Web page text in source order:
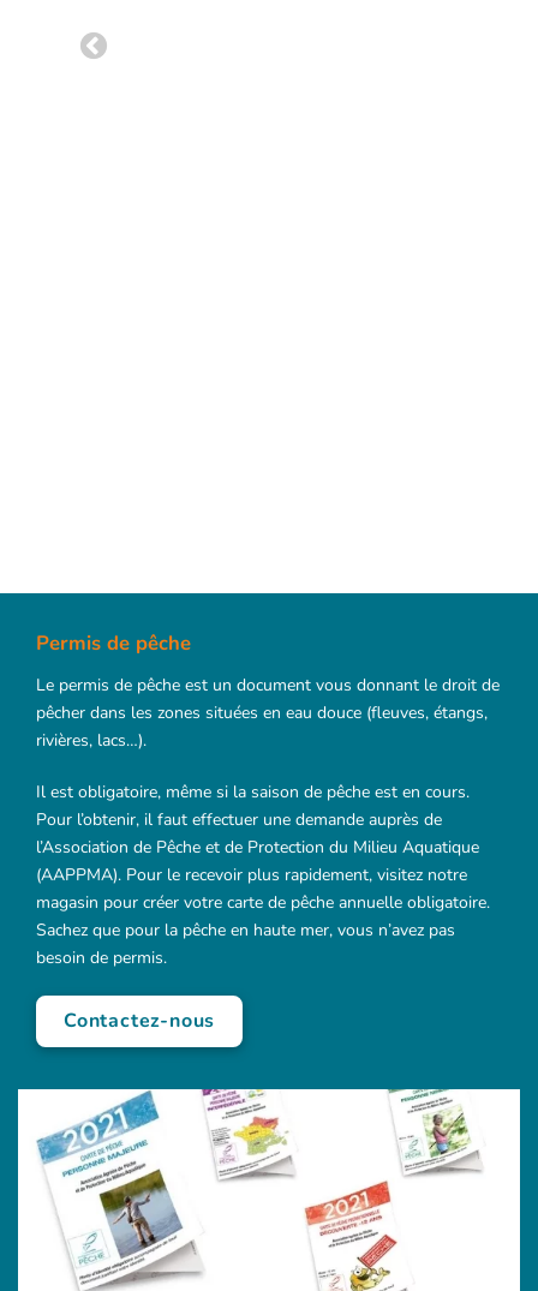
Permis de pêche
Le permis de pêche est un document vous donnant le droit de
pêcher dans les zones situées en eau douce (fleuves, étangs,
rivières, lacs…).
Il est obligatoire, même si la saison de pêche est en cours.
Pour l’obtenir, il faut effectuer une demande auprès de
l’Association de Pêche et de Protection du Milieu Aquatique
(AAPPMA). Pour le recevoir plus rapidement, visitez notre
magasin pour créer votre carte de pêche annuelle obligatoire.
Sachez que pour la pêche en haute mer, vous n’avez pas
besoin de permis.
Contactez-nous